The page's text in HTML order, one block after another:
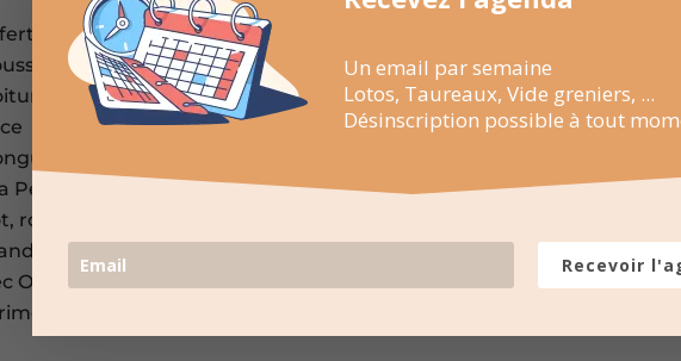
par la mairie au domaine du Roc de Gachonne avec la
arlesienne et voitures anciennes
anciennes, arlesienne et roussataio suivie de la
suivie d’une abrivado
Peña et animation sur la place
rodéo mécanique
parcours ouvert et fermé (6 taureaux)
ONE
et rodéo du président
Un email par semaine
Lotos, Taureaux, Vide greniers, ...
Désinscription possible à tout
Recevoir